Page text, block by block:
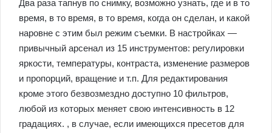
Два раза тапнув по снимку, возможно узнать, где и в то
время, в то время, в то время, когда он сделан, и какой
наровне с этим был режим съемки. В настройках —
привычный арсенал из 15 инструментов: регулировки
яркости, температуры, контраста, изменение размеров
и пропорций, вращение и т.п. Для редактирования
кроме этого безвозмездно доступно 10 фильтров,
любой из которых меняет свою интенсивность в 12
градациях. , в случае, если имеющихся пресетов для